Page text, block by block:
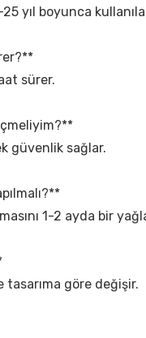
yıl boyunca
sürer.
güvenlik sağlar.
1-2 ayda bir
tasarıma göre değişir.